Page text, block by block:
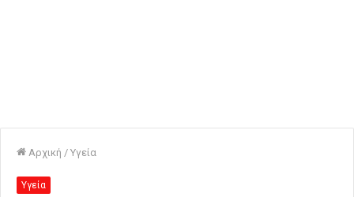
Αρχική / Υγεία
Υγεία